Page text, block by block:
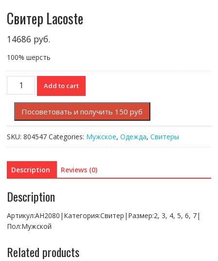
Свитер Lacoste
14686 руб.
100% шерсть
Свитер
Lacoste
quantity
Add to cart
Посоветовать и получить 150 руб
SKU: 804547 Categories: Мужское, Одежда, Свитеры
Description Reviews (0)
Description
Артикул:AH2080|Категория:Свитер|Размер:2, 3, 4, 5, 6, 7|
Пол:Мужской
Related products